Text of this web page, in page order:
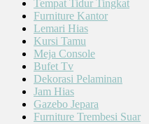
Tempat Tidur Tingkat
Furniture Kantor
Lemari Hias
Kursi Tamu
Meja Console
Bufet Tv
Dekorasi Pelaminan
Jam Hias
Gazebo Jepara
Furniture Trembesi Suar